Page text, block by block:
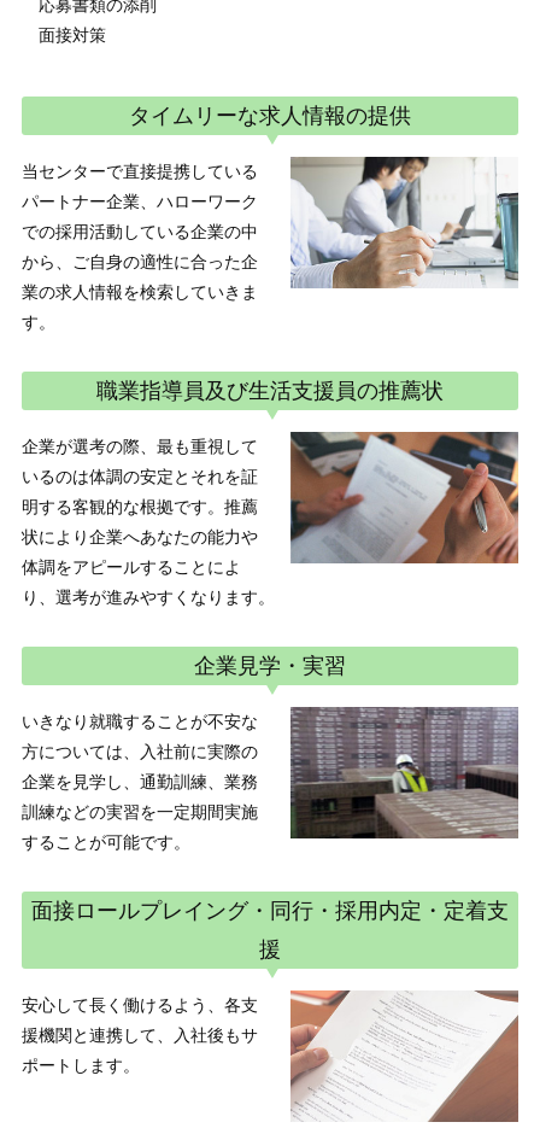
応募書類の添削
面接対策
タイムリーな求人情報の提供
当センターで直接提携している
パートナー企業、ハローワーク
での採用活動している企業の中
から、ご自身の適性に合った企
業の求人情報を検索していきま
す。
職業指導員及び生活支援員の推薦状
企業が選考の際、最も重視して
いるのは体調の安定とそれを証
明する客観的な根拠です。推薦
状により企業へあなたの能力や
体調をアピールすることによ
り、選考が進みやすくなります。
企業見学・実習
いきなり就職することが不安な
方については、入社前に実際の
企業を見学し、通勤訓練、業務
訓練などの実習を一定期間実施
することが可能です。
面接ロールプレイング・同行・採用内定・定着支
援
安心して長く働けるよう、各支
援機関と連携して、入社後もサ
ポートします。